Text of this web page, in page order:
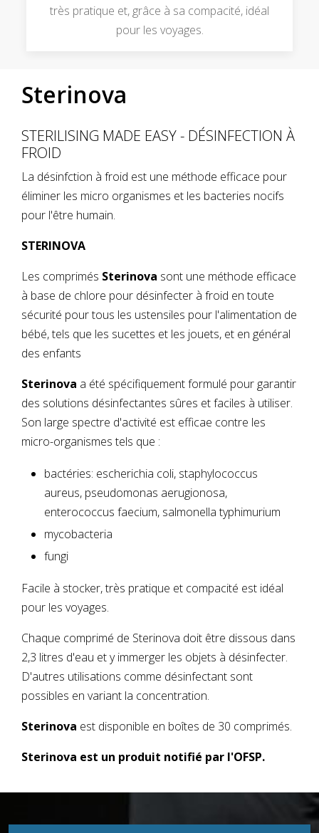
très pratique et, grâce à sa compacité, idéal
pour les voyages.
Sterinova
STERILISING MADE EASY - DÉSINFECTION À
FROID
La désinfction à froid est une méthode efficace pour
éliminer les micro organismes et les bacteries nocifs
pour l'être humain.
STERINOVA
Les comprimés Sterinova sont une méthode efficace
à base de chlore pour désinfecter à froid en toute
sécurité pour tous les ustensiles pour l'alimentation de
bébé, tels que les sucettes et les jouets, et en général
des enfants
Sterinova a été spécifiquement formulé pour garantir
des solutions désinfectantes sûres et faciles à utiliser.
Son large spectre d'activité est efficae contre les
micro-organismes tels que :
bactéries: escherichia coli, staphylococcus
aureus, pseudomonas aerugionosa,
enterococcus faecium, salmonella typhimurium
mycobacteria
fungi
Facile à stocker, très pratique et compacité est idéal
pour les voyages.
Chaque comprimé de Sterinova doit être dissous dans
2,3 litres d'eau et y immerger les objets à désinfecter.
D'autres utilisations comme désinfectant sont
possibles en variant la concentration.
Sterinova est disponible en boîtes de 30 comprimés.
Sterinova est un produit notifié par l'OFSP.